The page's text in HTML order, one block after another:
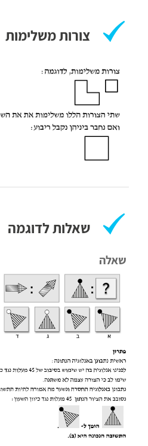
צורות משלימות
שאלות לדוגמה
שאלה